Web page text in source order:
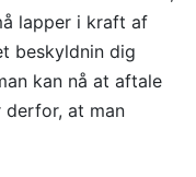
lapper i kraft af
beskyldnin dig
kan nå at aftale
derfor, at man